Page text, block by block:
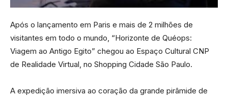
Após o lançamento em Paris e mais de 2 milhões de
visitantes em todo o mundo, “Horizonte de Quéops:
Viagem ao Antigo Egito” chegou ao Espaço Cultural CNP
de Realidade Virtual, no Shopping Cidade São Paulo.
A expedição imersiva ao coração da grande pirâmide de